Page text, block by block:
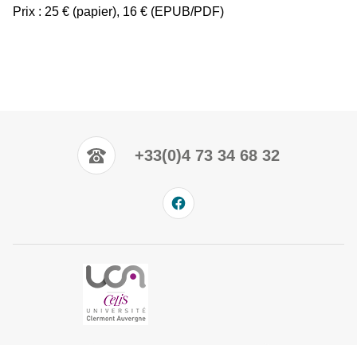
Prix : 25 € (papier), 16 € (EPUB/PDF)
+33(0)4 73 34 68 32